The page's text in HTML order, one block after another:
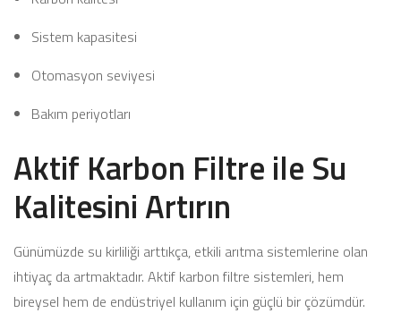
Sistem kapasitesi
Otomasyon seviyesi
Bakım periyotları
Aktif Karbon Filtre ile Su
Kalitesini Artırın
Günümüzde su kirliliği arttıkça, etkili arıtma sistemlerine olan
ihtiyaç da artmaktadır. Aktif karbon filtre sistemleri, hem
bireysel hem de endüstriyel kullanım için güçlü bir çözümdür.